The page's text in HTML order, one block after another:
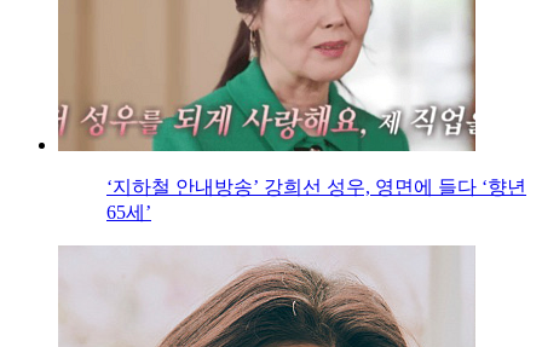
‘지하철 안내방송’ 강희선 성우, 영면에 들다 ‘향년
65세’